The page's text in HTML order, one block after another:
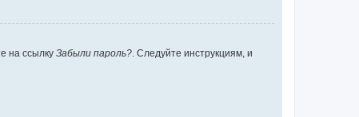
на ссылку Забыли пароль? . Следуйте инструкциям, и